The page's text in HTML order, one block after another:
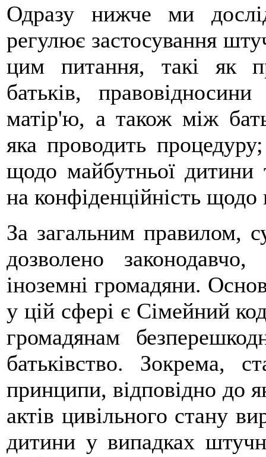
Одразу нижче ми
регулює застосування
цим питання, такі як
батьків,
матір'ю, а також між
яка проводить
щодо майбутньої дитини
на конфіденційність
За загальним правилом,
дозволено
іноземні громадяни.
у цій сфері є Сімейний
громадянам
батьківство. Зокрема,
принципи, відповідно до
актів цивільного стану
дитини у випадках